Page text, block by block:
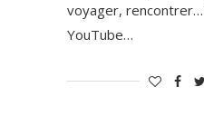
voyager, rencontrer…
YouTube…